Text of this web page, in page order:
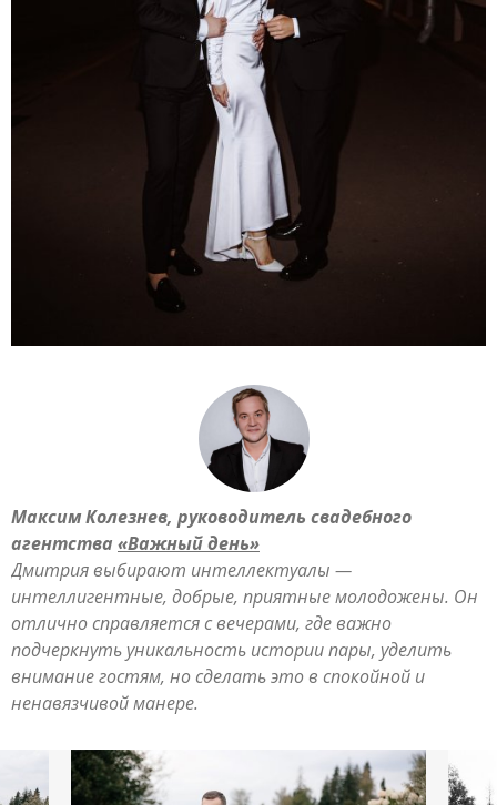
Максим Колезнев, руководитель свадебного
агентства «Важный день»
Дмитрия выбирают интеллектуалы —
интеллигентные, добрые, приятные молодожены. Он
отлично справляется с вечерами, где важно
подчеркнуть уникальность истории пары, уделить
внимание гостям, но сделать это в спокойной и
ненавязчивой манере.